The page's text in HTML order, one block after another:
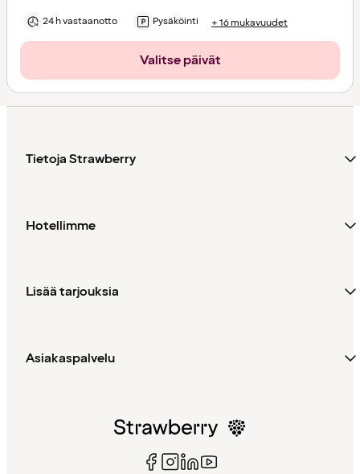
24 h vastaanotto Pysäköinti + 16 mukavuudet
Valitse päivät
Tietoja Strawberry
Hotellimme
Lisää tarjouksia
Asiakaspalvelu